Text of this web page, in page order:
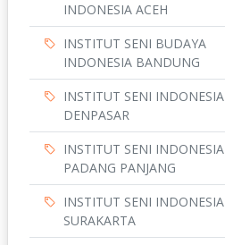
INDONESIA ACEH
INSTITUT SENI BUDAYA
INDONESIA BANDUNG
INSTITUT SENI INDONESIA
DENPASAR
INSTITUT SENI INDONESIA
PADANG PANJANG
INSTITUT SENI INDONESIA
SURAKARTA